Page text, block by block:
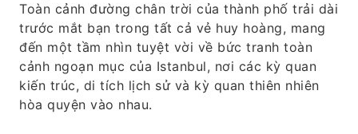
Toàn cảnh đường chân trời của thành phố trải dài
trước mắt bạn trong tất cả vẻ huy hoàng, mang
đến một tầm nhìn tuyệt vời về bức tranh toàn
cảnh ngoạn mục của Istanbul, nơi các kỳ quan
kiến ​​trúc, di tích lịch sử và kỳ quan thiên nhiên
hòa quyện vào nhau.